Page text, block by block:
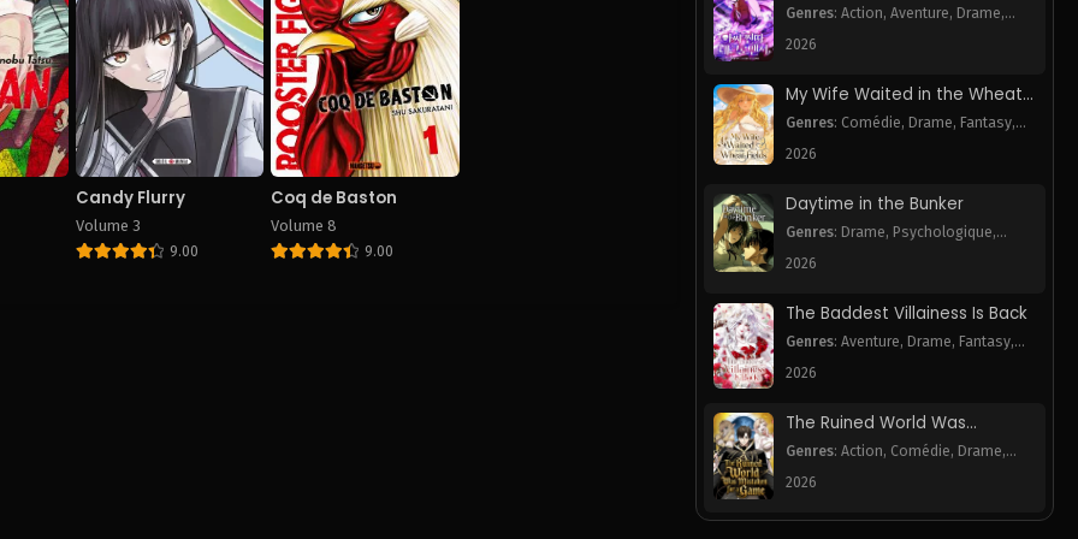
267
7, 2024
Chapitre 266
June 7, 2024
Chapitre 265
262
7, 2024
Chapitre 261
June 7, 2024
Chapitre 260
June 7, 2024
Chapitre 256
Candy Flurry
Volume 3
9.00
Coq de Baston
Volume 8
9.00
Necromancer
Genres:Action,Aventure, Drame,
Harem
2026
My Wife Waited in the Wheat
Fields
Genres: Comédie, Drame, Fantasy,
Romance
2026
Daytime in the Bunker
Genres: Drame, Psychologique,
Romance
2026
The Baddest Villainess Is Back
Genres:Aventure, Drame, Fantasy,
Romance
2026
The Ruined World Was
Mistaken for a Game
Genres:Action, Comédie, Drame,
Fantasy
2026